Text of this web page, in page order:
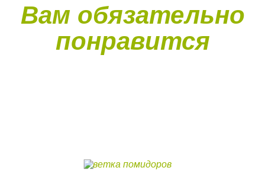
Вам обязательно
понравится